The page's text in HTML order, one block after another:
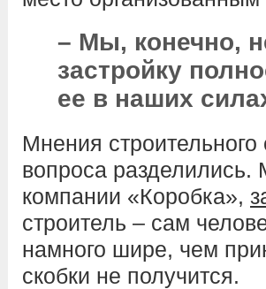
– Мы, конечно,
застройку
ее в наших
Мнения строительного
вопроса разделились.
компании «Коробка»,
строитель – сам
намного шире, чем
скобки не получится.